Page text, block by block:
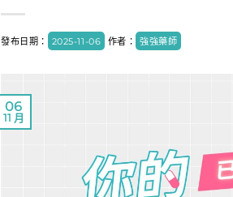
發布日期： 2025-11-06 作者： 強強藥師
06
11 月